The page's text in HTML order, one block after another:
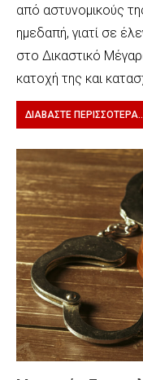
από αστυνομικούς
ημεδαπή, γιατί σε
στο Δικαστικό
κατοχή της και
ΔΙΑΒΆΣΤΕ